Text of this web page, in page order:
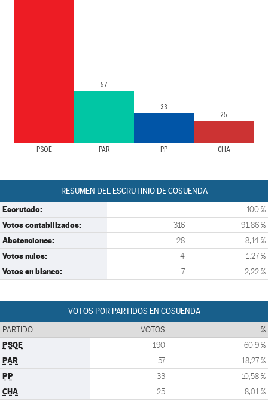
PSOE PAR PP CHA
57
33
25
RESUMEN DEL ESCRUTINIO DE COSUENDA
Escrutado: 100 %
Votos contabilizados: 316 91,86 %
Abstenciones: 28 8,14 %
Votos nulos: 4 1,27 %
Votos en blanco: 7 2,22 %
VOTOS POR PARTIDOS EN COSUENDA
PARTIDO VOTOS %
PSOE 190 60,9 %
PAR 57 18,27 %
PP 33 10,58 %
CHA 25 8,01 %